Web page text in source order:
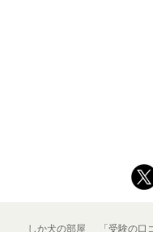
しか犬の部屋 「受験の